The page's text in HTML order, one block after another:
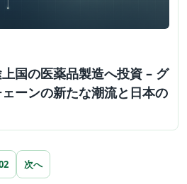
国の医薬品製造へ投資 – グ
ーンの新たな潮流と日本の
次へ